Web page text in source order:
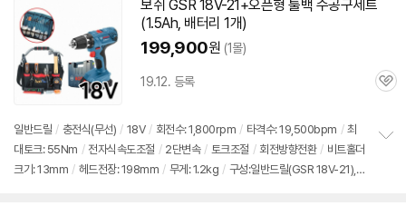
보쉬 GSR 18V-21+오픈형 툴백 수공구세트
(1.5Ah, 배터리 1개)
199,900원 (1몰)
19.12. 등록
관
일반드릴 / 충전식(무선) / 18V / 회전수: 1,800rpm / 타격수: 19,500bpm / 최
대토크: 55Nm / 전자식속도조절 / 2단변속 / 토크조절 / 회전방향전환 / 비트홀더
크기: 13mm / 헤드전장: 198mm / 무게: 1.2kg / 구성:일반드릴(GSR 18V-21),